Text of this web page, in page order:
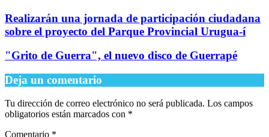
Realizarán una jornada de participación ciudadana
sobre el proyecto del Parque Provincial Urugua-í
"Grito de Guerra", el nuevo disco de Guerrapé
Deja un comentario
Tu dirección de correo electrónico no será publicada. Los campos
obligatorios están marcados con *
Comentario *